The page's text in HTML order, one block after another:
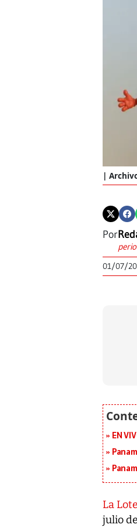
Por
01/07/
EN
La
julio